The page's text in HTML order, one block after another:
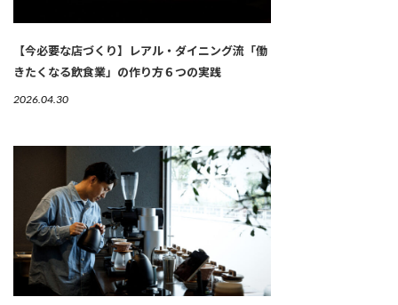
【今必要な店づくり】レアル・ダイニング流「働
きたくなる飲食業」の作り方６つの実践
2026.04.30